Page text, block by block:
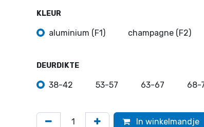
KLEUR
aluminium (F1) champagne (F2)
DEURDIKTE
38-42 53-57 63-67 68-
In winkelmandje